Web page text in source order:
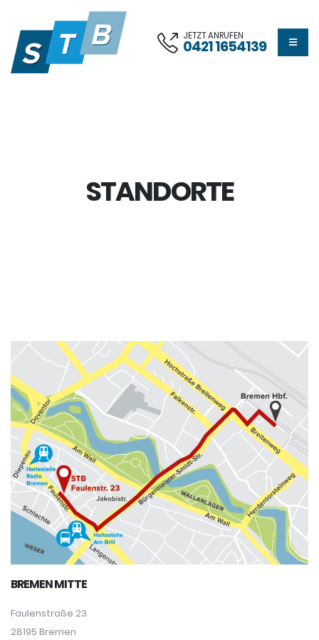
JETZT ANRUFEN
0421 1654139
STANDORTE
BREMEN MITTE
Faulenstraße 23
28195 Bremen